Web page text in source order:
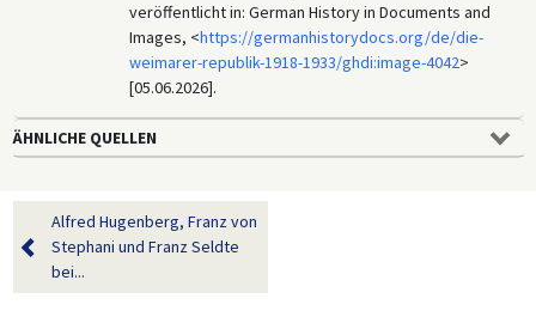
veröffentlicht in: German History in Documents and
Images, <https://germanhistorydocs.org/de/die-
weimarer-republik-1918-1933/ghdi:image-4042>
[05.06.2026].
ÄHNLICHE QUELLEN
Alfred Hugenberg, Franz von
Stephani und Franz Seldte
bei...